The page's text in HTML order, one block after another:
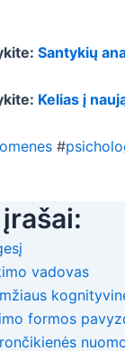
Santykių
Kelias į
#
vadovas
formos